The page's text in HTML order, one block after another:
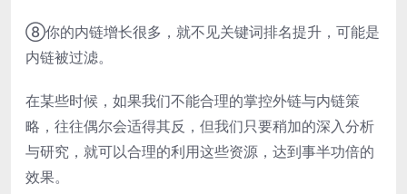
⑧你的内链增长很多，就不见关键词排名提升，可能是
内链被过滤。
在某些时候，如果我们不能合理的掌控外链与内链策
略，往往偶尔会适得其反，但我们只要稍加的深入分析
与研究，就可以合理的利用这些资源，达到事半功倍的
效果。